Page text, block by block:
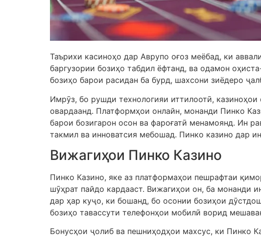
Таърихи касиноҳо дар Аврупо оғоз меёбад, ки
баргузории бозиҳо табдил ёфтанд, ва одамон
бозиҳо барои расидан ба бурд, шахсони зиёдеро
Имрӯз, бо рушди технологияи иттилоотӣ,
овардаанд. Платформҳои онлайн, монанди Пинко
барои бозигарон осон ва фароғатӣ менамоянд. Ин
такмил ва инноватсия мебошад. Пинко казино дар
Вижагиҳои Пинко Казино
Пинко Казино, яке аз платформаҳои пешрафтаи
шӯҳрат пайдо кардааст. Вижагиҳои он, ба монанди
дар ҳар куҷо, ки бошанд, бо осонии бозиҳои
бозиҳо тавассути телефонҳои мобилӣ ворид
Бонусҳои ҷолиб ва пешниҳодҳои махсус, ки Пинко